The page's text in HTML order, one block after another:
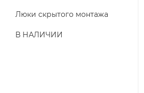
Люки скрытого монтажа
В НАЛИЧИИ